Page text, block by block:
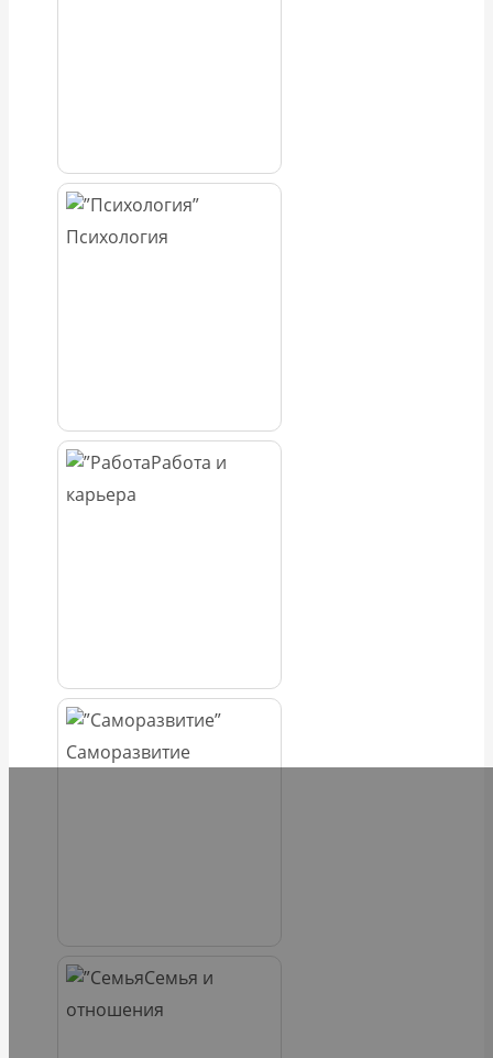
Психология
Работа и
карьера
Саморазвитие
Семья и
отношения